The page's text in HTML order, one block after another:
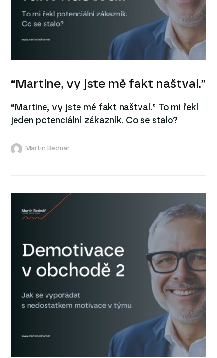
“Martine, vy jste mě fakt naštval.”
“Martine, vy jste mě fakt naštval.” To mi řekl
jeden potenciální zákazník. Co se stalo?
Martin Bednář